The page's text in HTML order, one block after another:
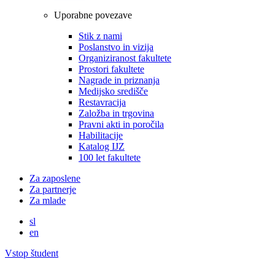
Uporabne povezave
Stik z nami
Poslanstvo in vizija
Organiziranost fakultete
Prostori fakultete
Nagrade in priznanja
Medijsko središče
Restavracija
Založba in trgovina
Pravni akti in poročila
Habilitacije
Katalog IJZ
100 let fakultete
Za zaposlene
Za partnerje
Za mlade
sl
en
Vstop študent